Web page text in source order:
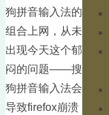
狗拼音输入法的
组合上网，从未
出现今天这个郁
闷的问题——搜
狗拼音输入法会
导致firefox崩溃